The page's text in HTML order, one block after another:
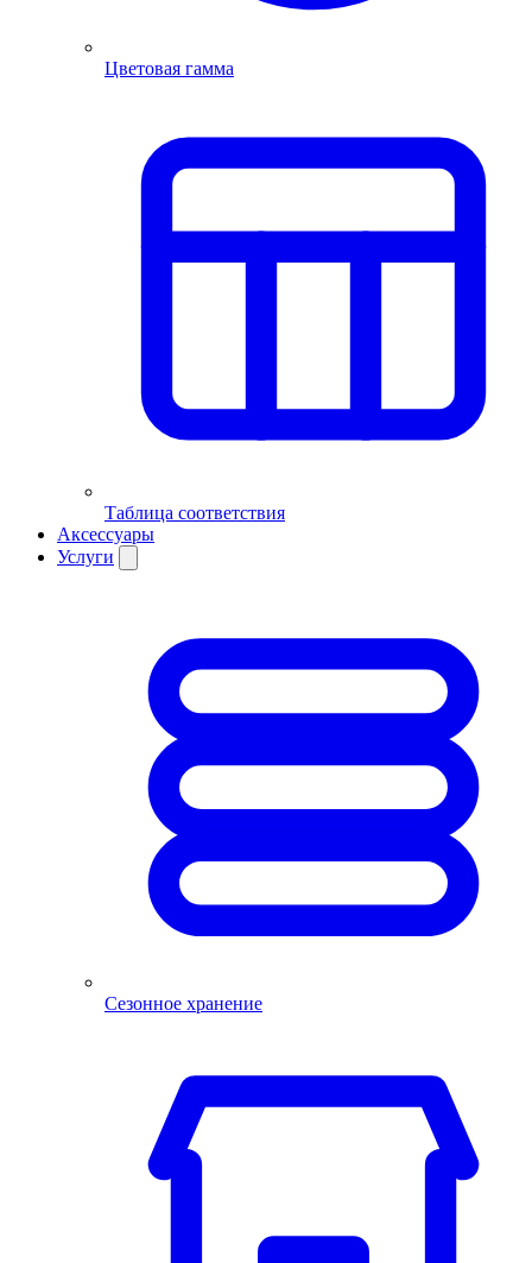
Цветовая гамма
Таблица соответствия
Аксессуары
Услуги
Сезонное хранение